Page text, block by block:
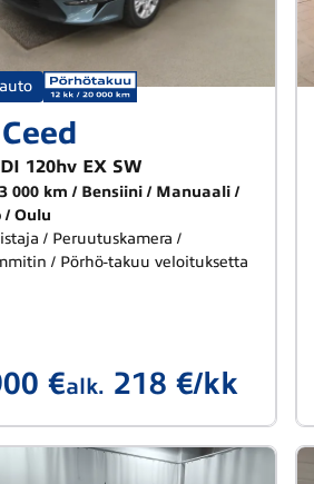
120hv EX SW
000 km Bensiini
Manuaali
Oulu
/ Peruutuskamera /
/ Pörhö-takuu veloituksetta
€alk. 218 €/kk